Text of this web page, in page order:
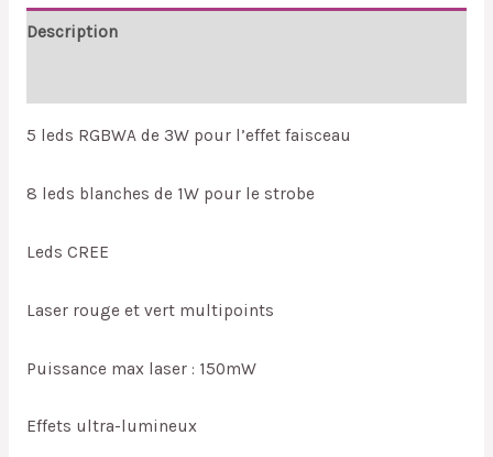
Description
5 leds RGBWA de 3W pour l’effet faisceau
8 leds blanches de 1W pour le strobe
Leds CREE
Laser rouge et vert multipoints
Puissance max laser : 150mW
Effets ultra-lumineux